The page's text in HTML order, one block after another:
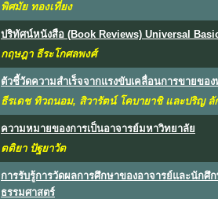
พิศมัย ทองเที่ยง
ปริทัศน์หนังสือ (Book Reviews) Universal
กฤษฎา ธีระโกศลพงศ์
ตัวชี้วัดความสำเร็จจากแรงขับเคลื่อนการขายขอ
ธีรเดช ทิวถนอม, สิวารัตน์ โคบายาชิ และปริญ ลั
ความหมายของการเป็นอาจารย์มหาวิทยาลัย
ตติยา ปัฐยาวัต
การรับรู้การวัดผลการศึกษาของอาจารย์และนัก
ธรรมศาสตร์